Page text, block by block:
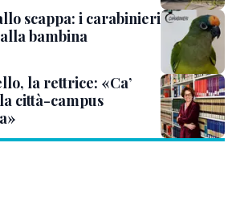
scappa: i carabinieri
bambina
la rettrice: «Ca’
città-campus